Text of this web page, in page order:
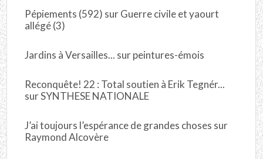
Pépiements (592) surGuerre civile et yaourt
allégé (3)
Jardins à Versailles... surpeintures-émois
Reconquête! 22 : Total soutien à Erik Tegnér...
surSYNTHESE NATIONALE
J’ai toujours l’espérance de grandes choses sur
Raymond Alcovère